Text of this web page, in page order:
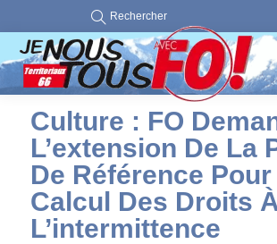
Rechercher
Culture : FO
L’extension De La
De Référence Pour
Calcul Des Droits
L’intermittence